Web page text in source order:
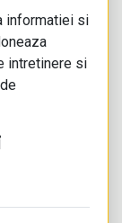
informatiei si
intretinere si